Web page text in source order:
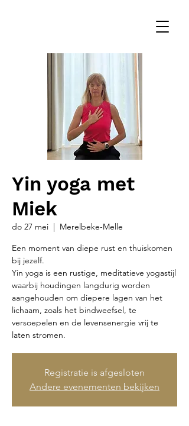
Yin yoga met
Miek
do 27 mei
  |
Merelbeke-Melle
Een moment van diepe rust en thuiskomen
bij jezelf.
Yin yoga is een rustige, meditatieve yogastijl
waarbij houdingen langdurig worden
aangehouden om diepere lagen van het
lichaam, zoals het bindweefsel, te
versoepelen en de levensenergie vrij te
laten stromen.
Registratie is afgesloten
Andere evenementen bekijken